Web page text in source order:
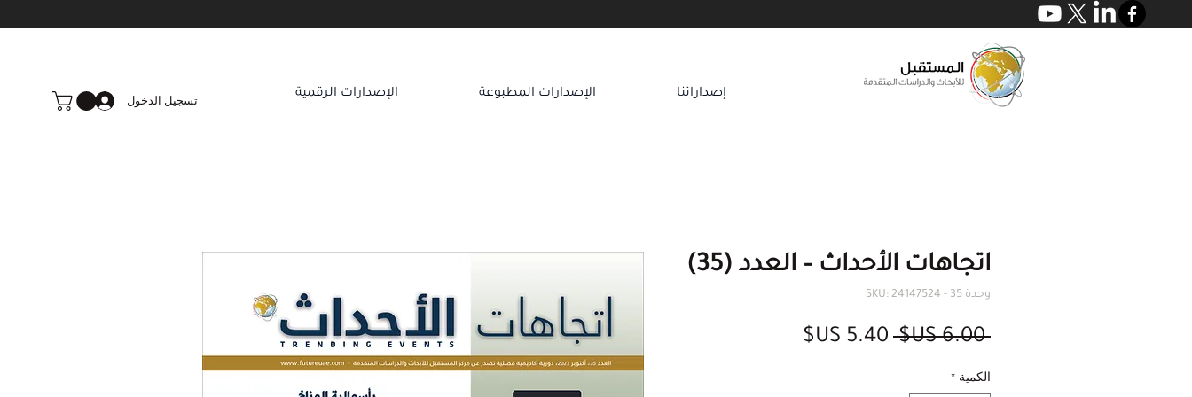
تسجيل الدخول الإصدارات الرقمية الإصدارات المطبوعة إصداراتنا
اتجاهات الأحداث – العدد (35)
وحدة SKU: 24147524 - 35
‏6.00 US$
سعر
الكمية *